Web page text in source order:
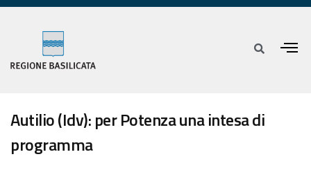
Autilio (Idv): per Potenza una intesa di
programma